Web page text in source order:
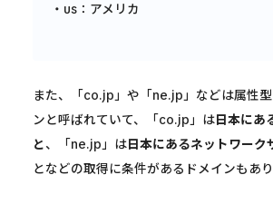
・us：アメリカ
また、「co.jp」や「ne.jp」などは属性
ンと呼ばれていて、「co.jp」は日本にあ
と、「ne.jp」は日本にあるネットワーク
となどの取得に条件があるドメインもあり